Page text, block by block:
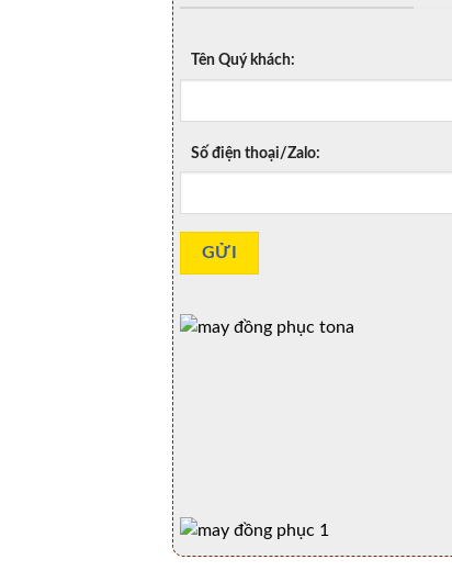
Tên Quý khách:
Số điện thoại/Zalo: